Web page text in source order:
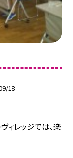
18
ィレッジでは、楽